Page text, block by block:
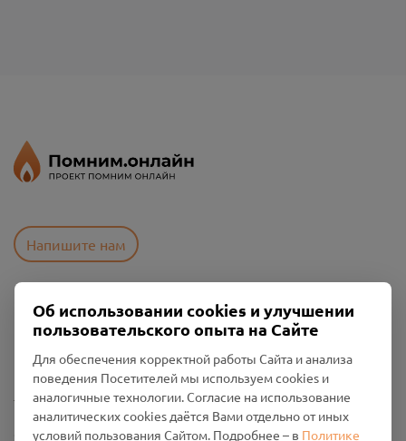
Напишите нам
Пользовательское соглашение
Политика конфиденциальности
Промо-материалы
Настройки cookies
Общество с ограниченной ответственностью «Смоленский
Об использовании cookies и улучшении
пользовательского опыта на Сайте
Для обеспечения корректной работы Сайта и анализа
поведения Посетителей мы используем cookies и
аналогичные технологии. Согласие на использование
аналитических cookies даётся Вами отдельно от иных
условий пользования Сайтом. Подробнее – в Политике